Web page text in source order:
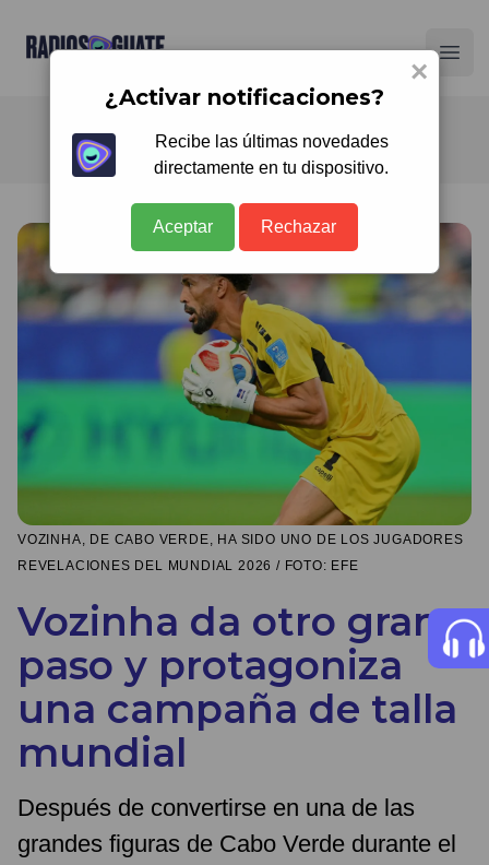
Radios Guate
VOZINHA, DE CABO VERDE, HA SIDO UNO DE LOS JUGADORES
REVELACIONES DEL MUNDIAL 2026 / FOTO: EFE
Vozinha da otro gran
paso y protagoniza
una campaña de talla
mundial
Después de convertirse en una de las
grandes figuras de Cabo Verde durante el
×
¿Activar notificaciones?
Recibe las últimas novedades
directamente en tu dispositivo.
Aceptar Rechazar